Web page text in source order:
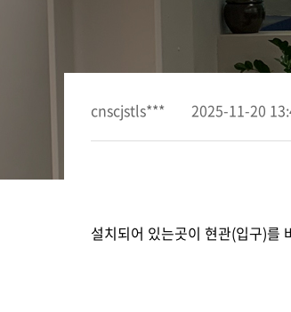
cnscjstls*** 2025-11-20
설치되어 있는곳이 현관(입구)를